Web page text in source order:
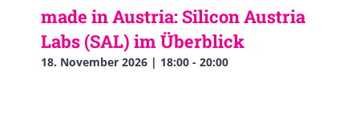
made in Austria: Silicon Austria
Labs (SAL) im Überblick
18. November 2026 | 18:00 - 20:00